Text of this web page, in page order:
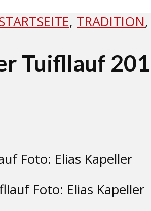
, TRADITION,
Tuifllauf
Foto: Elias Kapeller